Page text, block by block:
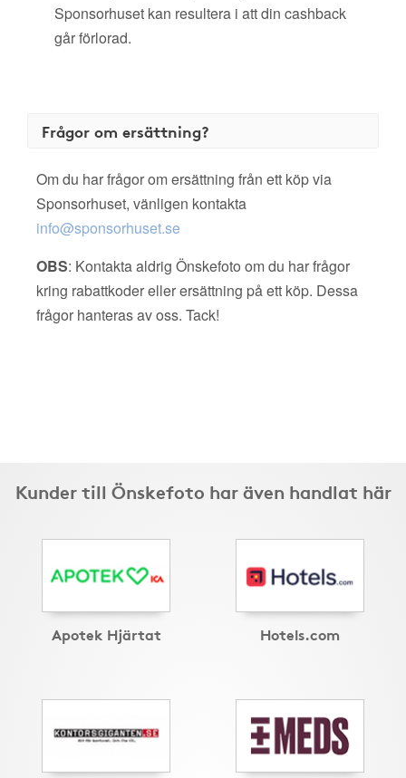
Sponsorhuset kan resultera i att din cashback
går förlorad.
Frågor om ersättning?
Om du har frågor om ersättning från ett köp via
Sponsorhuset, vänligen kontakta
info@sponsorhuset.se
OBS: Kontakta aldrig Önskefoto om du har frågor
kring rabattkoder eller ersättning på ett köp. Dessa
frågor hanteras av oss. Tack!
Kunder till Önskefoto har även handlat här
Apotek Hjärtat Hotels.com